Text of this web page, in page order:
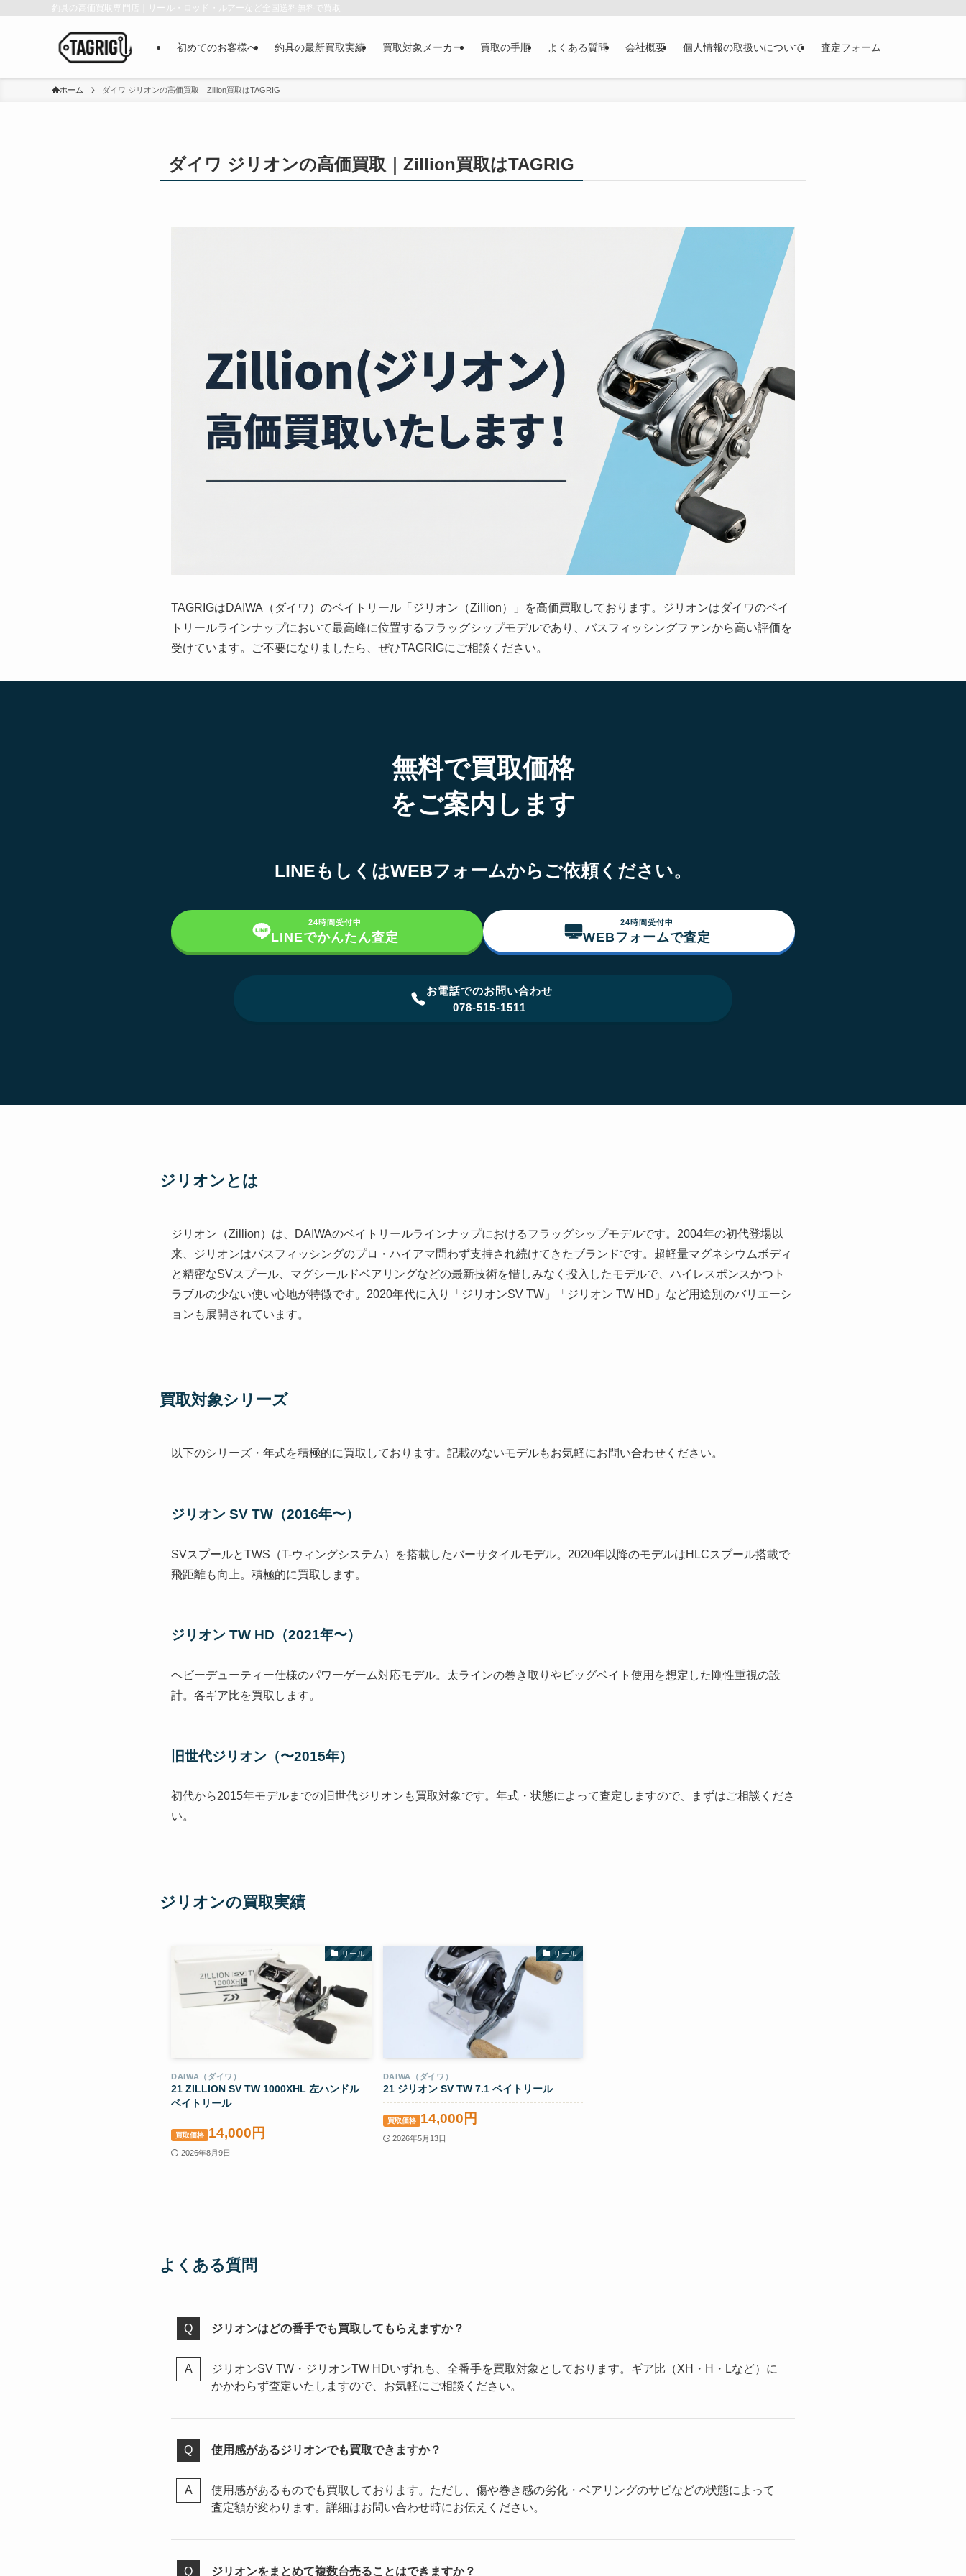
釣具の高価買取専門店｜リール・ロッド・ルアーなど全国送料無料で買取
初めてのお客様へ 釣具の最新買取実績 買取対象メーカー 買取の手順 よくある質問 会社概要 個人情報の取扱いについて 査定フォーム
ホーム ダイワ ジリオンの高価買取｜Zillion買取はTAGRIG
ダイワ ジリオンの高価買取｜Zillion買取はTAGRIG
TAGRIGはDAIWA（ダイワ）のベイトリール「ジリオン（Zillion）」を高価買取しております。ジリオンはダイワのベイ
トリールラインナップにおいて最高峰に位置するフラッグシップモデルであり、バスフィッシングファンから高い評価を
受けています。ご不要になりましたら、ぜひTAGRIGにご相談ください。
無料で買取価格
をご案内します
LINEもしくはWEBフォームからご依頼ください。
24時間受付中
LINEでかんたん査定
24時間受付中
WEBフォームで査定
お電話でのお問い合わせ
078-515-1511
ジリオンとは
ジリオン（Zillion）は、DAIWAのベイトリールラインナップにおけるフラッグシップモデルです。2004年の初代登場以
来、ジリオンはバスフィッシングのプロ・ハイアマ問わず支持され続けてきたブランドです。超軽量マグネシウムボディ
と精密なSVスプール、マグシールドベアリングなどの最新技術を惜しみなく投入したモデルで、ハイレスポンスかつト
ラブルの少ない使い心地が特徴です。2020年代に入り「ジリオンSV TW」「ジリオン TW HD」など用途別のバリエーシ
ョンも展開されています。
買取対象シリーズ
以下のシリーズ・年式を積極的に買取しております。記載のないモデルもお気軽にお問い合わせください。
ジリオン SV TW（2016年〜）
SVスプールとTWS（T-ウィングシステム）を搭載したバーサタイルモデル。2020年以降のモデルはHLCスプール搭載で
飛距離も向上。積極的に買取します。
ジリオン TW HD（2021年〜）
ヘビーデューティー仕様のパワーゲーム対応モデル。太ラインの巻き取りやビッグベイト使用を想定した剛性重視の設
計。各ギア比を買取します。
旧世代ジリオン（〜2015年）
初代から2015年モデルまでの旧世代ジリオンも買取対象です。年式・状態によって査定しますので、まずはご相談くださ
い。
ジリオンの買取実績
リール
DAIWA（ダイワ）
21 ZILLION SV TW 1000XHL 左ハンドル
ベイトリール
買取価格 14,000円
2026年8月9日
リール
DAIWA（ダイワ）
21 ジリオン SV TW 7.1 ベイトリール
買取価格 14,000円
2026年5月13日
よくある質問
ジリオンはどの番手でも買取してもらえますか？
ジリオンSV TW・ジリオンTW HDいずれも、全番手を買取対象としております。ギア比（XH・H・Lなど）に
かかわらず査定いたしますので、お気軽にご相談ください。
使用感があるジリオンでも買取できますか？
使用感があるものでも買取しております。ただし、傷や巻き感の劣化・ベアリングのサビなどの状態によって
査定額が変わります。詳細はお問い合わせ時にお伝えください。
ジリオンをまとめて複数台売ることはできますか？